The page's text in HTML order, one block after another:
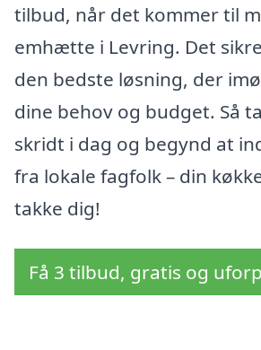
tilbud, når det kommer til
emhætte i Levring. Det
den bedste løsning, der
dine behov og budget. Så
skridt i dag og begynd at
fra lokale fagfolk – din
takke dig!
Få 3 tilbud, gratis og